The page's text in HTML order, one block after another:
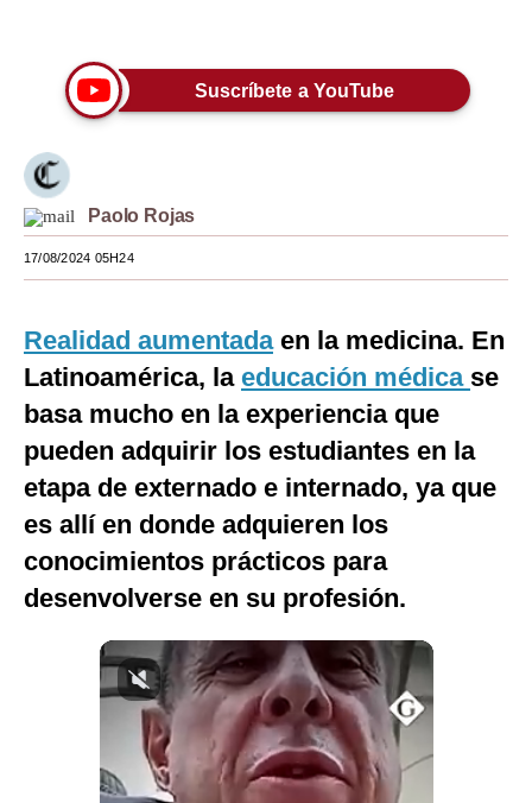
Viajes
Estilos
Mundo
EEUU
México
España
Internacional
Tecnología
Club del Suscriptor
Mix
Notas Contratadas
Suscríbete a YouTube
Paolo Rojas
17/08/2024 05H24
Realidad aumentadaen la medicina. En
Latinoamérica, la educación médica se
basa mucho en la experiencia que
pueden adquirir los estudiantes en la
etapa de externado e internado, ya que
es allí en donde adquieren los
conocimientos prácticos para
desenvolverse en su profesión.